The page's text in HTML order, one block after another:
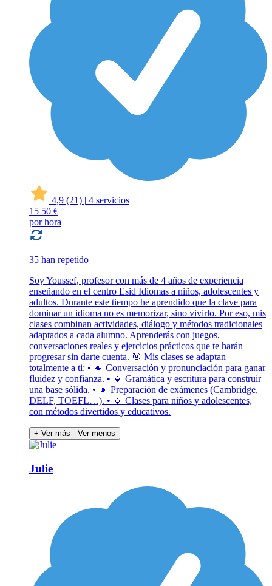
4,9 (21) | 4 servicios
15 50 €
por hora
35 han repetido
Soy Youssef, profesor con más de 4 años de experiencia
enseñando en el centro Esid Idiomas a niños, adolescentes y
adultos. Durante este tiempo he aprendido que la clave para
dominar un idioma no es memorizar, sino vivirlo. Por eso, mis
clases combinan actividades, diálogo y métodos tradicionales
adaptados a cada alumno. Aprenderás con juegos,
conversaciones reales y ejercicios prácticos que te harán
progresar sin darte cuenta. 🎯 Mis clases se adaptan
totalmente a ti: • 🔸 Conversación y pronunciación para ganar
fluidez y confianza. • 🔸 Gramática y escritura para construir
una base sólida. • 🔸 Preparación de exámenes (Cambridge,
DELF, TOEFL…). • 🔸 Clases para niños y adolescentes,
con métodos divertidos y educativos.
+ Ver más - Ver menos
Julie